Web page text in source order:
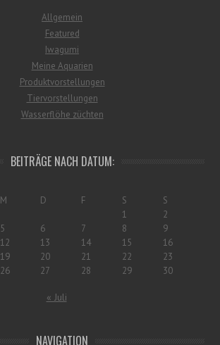
Allgemein
Featured
Iwagumi
Meine Aquarien
Produktvorstellungen
Tiervorstellungen
Wasserflöhe züchten
BEITRÄGE NACH DATUM:
M D F S
S
1
2
5 6 7 8
9
12 13 14 15
16
19 20 21 22
23
26 27 28 29
30
« Juli
NAVIGATION